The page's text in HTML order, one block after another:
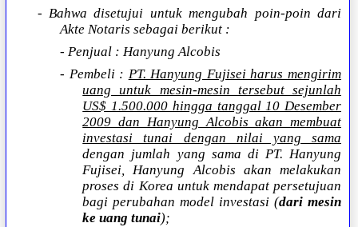
- Bahwa disetujui untuk mengubah poin-poin dari
Akte Notaris sebagai berikut :
- Penjual : Hanyung Alcobis
- Pembeli : PT. Hanyung Fujisei harus mengirim
uang untuk mesin-mesin tersebut sejunlah
US$ 1.500.000 hingga tanggal 10 Desember
2009 dan Hanyung Alcobis akan membuat
investasi tunai dengan nilai yang sama
dengan jumlah yang sama di PT. Hanyung
Fujisei, Hanyung Alcobis akan melakukan
proses di Korea untuk mendapat persetujuan
bagi perubahan model investasi (dari mesin
ke uang tunai);